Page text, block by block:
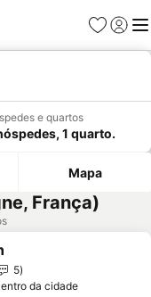
Favoritos
Iniciar
e quartos
1 quarto.
Mapa
França)
aos favoritos
5
da cidade